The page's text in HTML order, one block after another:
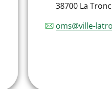
38700 La
oms@ville-